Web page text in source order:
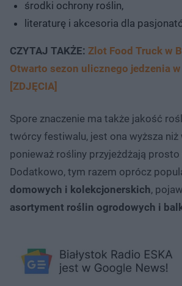
środki ochrony roślin,
literaturę i akcesoria dla
CZYTAJ TAKŻE: Zlot Food Truck w
Otwarto sezon ulicznego jedzenia
[ZDJĘCIA]
Spore znaczenie ma także jakość
twórcy festiwalu, jest ona wyższa niż
ponieważ rośliny przyjeżdżają
Dodatkowo, tym razem oprócz
domowych i kolekcjonerskich,
asortyment roślin ogrodowych i